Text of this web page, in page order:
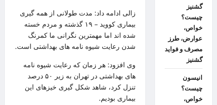
زالی ادامه داد: مدت طولانی از همه گیری
بیماری کووید – ۱۹ گذشته و مردم خسته
شده اند اما مهمترین نگرانی ما کمرنگ
شدن رعایت شیوه نامه های بهداشتی است.
وی افزود: هر زمان که رعایت شیوه نامه
های بهداشتی در تهران به زیر ۵۰ درصد
تنزل کرد، شاهد شکل گیری خیزهای این
بیماری بودیم.
گشنیز
چیست؟
خواص،
عوارض، طرز
مصرف و فواید
گشنیز
انیسون
چیست؟
خواص،